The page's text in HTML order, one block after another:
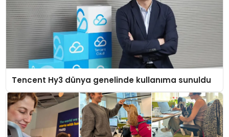
Tencent Hy3 dünya genelinde kullanıma sunuldu